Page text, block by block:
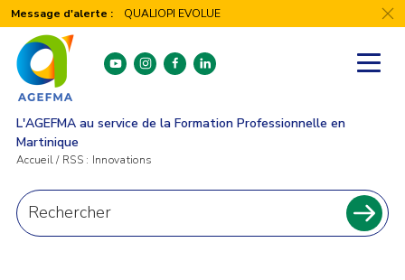
Message d'alerte : QUALIOPI EVOLUE
youtubeinstagram
facebooklinkedin
L'AGEFMA au service de la Formation Professionnelle en
Martinique
Accueil/ RSS : Innovations
Recherche
pour
Panneau de gestion des cookies